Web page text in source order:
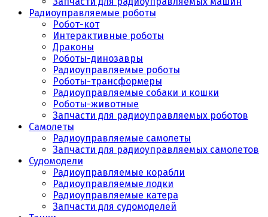
Радиоуправляемые роботы
Робот-кот
Интерактивные роботы
Драконы
Роботы-динозавры
Радиоуправляемые роботы
Роботы-трансформеры
Радиоуправляемые собаки и кошки
Роботы-животные
Запчасти для радиоуправляемых роботов
Самолеты
Радиоуправляемые самолеты
Запчасти для радиоуправляемых самолетов
Судомодели
Радиоуправляемые корабли
Радиоуправляемые лодки
Радиоуправляемые катера
Запчасти для судомоделей